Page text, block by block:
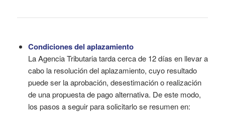
Condiciones del aplazamiento
La Agencia Tributaria tarda cerca de 12 días en llevar a
cabo la resolución del aplazamiento, cuyo resultado
puede ser la aprobación, desestimación o realización
de una propuesta de pago alternativa. De este modo,
los pasos a seguir para solicitarlo se resumen en: